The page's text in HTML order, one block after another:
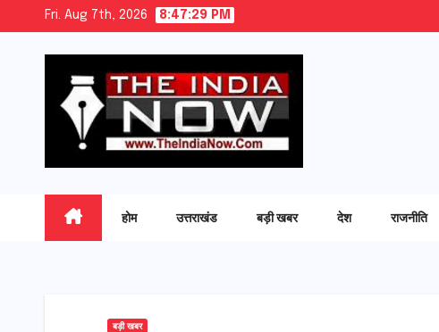
Fri. Aug 7th, 2026 8:47:30 PM
होम उत्तराखंड बड़ी खबर देश राजनीति
बड़ी खबर